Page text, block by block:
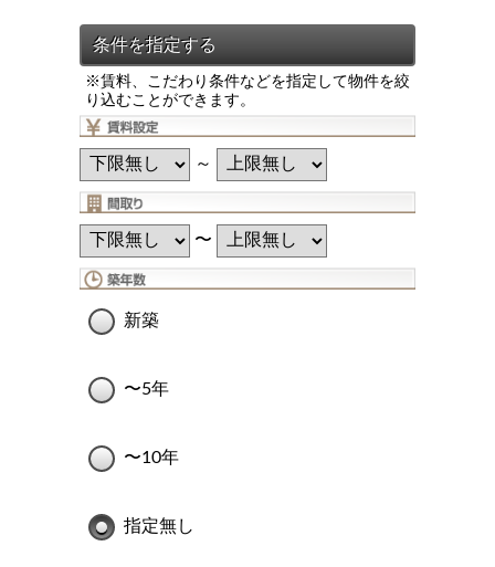
※賃料、こだわり条件などを指定して物件を絞
り込むことができます。
～
〜
新築
〜5年
〜10年
指定無し